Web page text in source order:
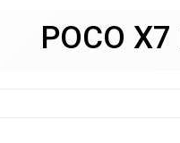
POCO